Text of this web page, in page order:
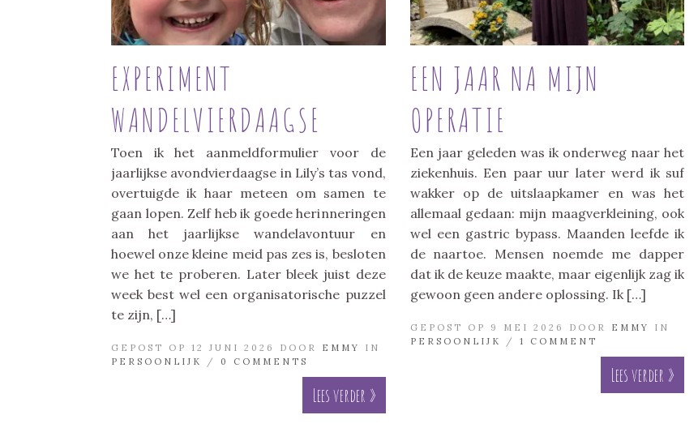
EXPERIMENT
WANDELVIERDAAGSE
Toen ik het aanmeldformulier voor de
jaarlijkse avondvierdaagse in Lily’s tas vond,
overtuigde ik haar meteen om samen te
gaan lopen. Zelf heb ik goede herinneringen
aan het jaarlijkse wandelavontuur en
hoewel onze kleine meid pas zes is, besloten
we het te proberen. Later bleek juist deze
week best wel een organisatorische puzzel
te zijn, […]
GEPOST OP 12 JUNI 2026 DOOR EMMY
IN
PERSOONLIJK
/ 0 COMMENTS
Lees verder »
EEN JAAR NA MIJN
OPERATIE
Een jaar geleden was ik onderweg naar het
ziekenhuis. Een paar uur later werd ik suf
wakker op de uitslaapkamer en was het
allemaal gedaan: mijn maagverkleining, ook
wel een gastric bypass. Maanden leefde ik
de naartoe. Mensen noemde me dapper
dat ik de keuze maakte, maar eigenlijk zag ik
gewoon geen andere oplossing. Ik […]
GEPOST OP 9 MEI 2026 DOOR EMMY
IN
PERSOONLIJK
/ 1 COMMENT
Lees verder »